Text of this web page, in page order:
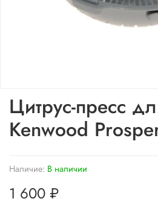
Наличие: В наличии
Цитрус-пресс
Kenwood
1 600 ₽